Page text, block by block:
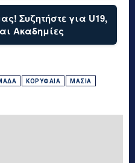
Συζητήστε για U19,
Ακαδημίες
ΚΟΡΥΦΑΊΑ ΜΑΣΊΑ